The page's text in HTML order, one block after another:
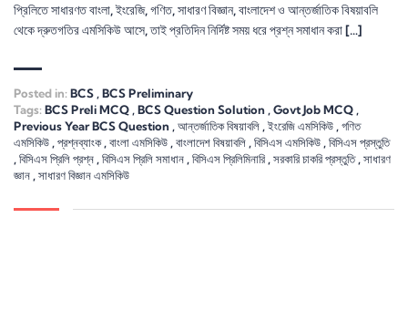
প্রিলিতে সাধারণত বাংলা, ইংরেজি, গণিত, সাধারণ বিজ্ঞান, বাংলাদেশ ও আন্তর্জাতিক বিষয়াবলি
থেকে দ্রুতগতির এমসিকিউ আসে, তাই প্রতিদিন নির্দিষ্ট সময় ধরে প্রশ্ন সমাধান করা […]
Posted in:BCS , BCS Preliminary
Tags:BCS Preli MCQ , BCS Question Solution , Govt Job MCQ ,
Previous Year BCS Question , আন্তর্জাতিক বিষয়াবলি , ইংরেজি এমসিকিউ , গণিত
এমসিকিউ , প্রশ্নব্যাংক, বাংলা এমসিকিউ , বাংলাদেশ বিষয়াবলি , বিসিএস এমসিকিউ , বিসিএস প্রস্তুতি
, বিসিএস প্রিলি প্রশ্ন , বিসিএস প্রিলি সমাধান , বিসিএস প্রিলিমিনারি , সরকারি চাকরি প্রস্তুতি, সাধারণ
জ্ঞান , সাধারণ বিজ্ঞান এমসিকিউ